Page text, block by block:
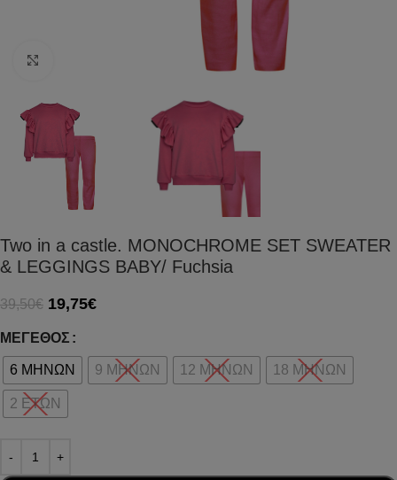
Two in a castle. MONOCHROME SET SWEATER
& LEGGINGS BABY/ Fuchsia
39,50€ 19,75€
ΜΈΓΕΘΟΣ
6 ΜΗΝΩΝ 9 ΜΗΝΩΝ 12 ΜΗΝΩΝ 18 ΜΗΝΩΝ
2 ΕΤΩΝ